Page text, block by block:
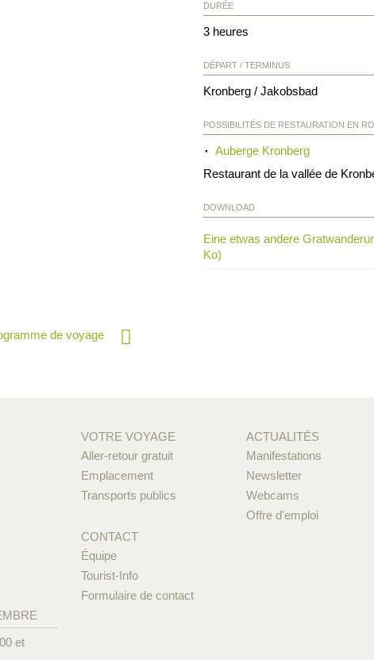
DURÉE
3 heures
DÉPART / TERMINUS
Kronberg / Jakobsbad
POSSIBILITÉS DE RESTAURATION EN
Auberge Kronberg
Restaurant de la vallée de
DOWNLOAD
Eine etwas andere
Ko)
de voyage
et
VOTRE VOYAGE
Aller-retour gratuit
Emplacement
Transports publics
CONTACT
Équipe
Tourist-Info
Formulaire de contact
ACTUALITÉS
Manifestations
Newsletter
Webcams
Offre d'emploi